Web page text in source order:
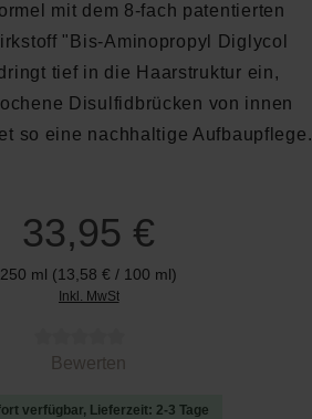
mit dem 8-fach patentierten
"Bis-Aminopropyl Diglycol
tief in die Haarstruktur ein,
Disulfidbrücken von innen
so eine nachhaltige Aufbaupflege.
33,95 €
250 ml (13,58 € / 100 ml)
Inkl. MwSt
0 von 5 Sternen
Bewerten
verfügbar, Lieferzeit: 2-3 Tage